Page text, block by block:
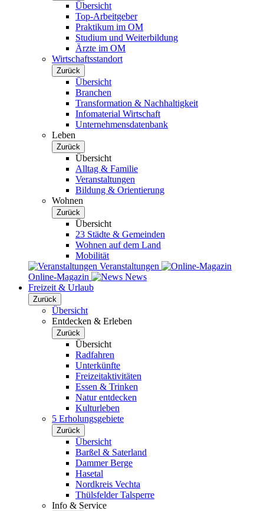
Übersicht
Top-Arbeitgeber
Praktikum im OM
Studium und Weiterbildung
Ärzte im OM
Wirtschaftsstandort
Zurück
Übersicht
Branchen
Transformation & Nachhaltigkeit
Infomaterial Wirtschaft
Unternehmensdatenbank
Leben
Zurück
Übersicht
Alltag & Familie
Veranstaltungen
Bildung & Orientierung
Wohnen
Zurück
Übersicht
23 Städte & Gemeinden
Wohnen auf dem Land
Mobilität
Veranstaltungen
Online-Magazin
News
Freizeit & Urlaub
Zurück
Übersicht
Entdecken & Erleben
Zurück
Übersicht
Radfahren
Unterkünfte
Freizeitaktivitäten
Essen & Trinken
Natur entdecken
Kulturleben
5 Erholungsgebiete
Zurück
Übersicht
Barßel & Saterland
Dammer Berge
Hasetal
Nordkreis Vechta
Thülsfelder Talsperre
Info & Service